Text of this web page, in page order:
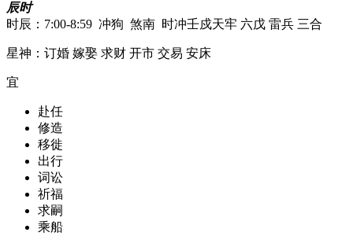
辰时
时辰：7:00-8:59 冲狗 煞南 时冲壬戍天牢 六戊 雷兵 三合
星神：订婚 嫁娶 求财 开市 交易 安床
宜
赴任
修造
移徙
出行
词讼
祈福
求嗣
乘船